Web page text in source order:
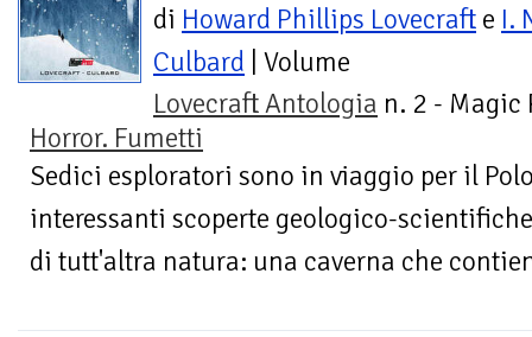
di Howard Phillips Lovecraft e I.
Culbard | Volume
Lovecraft Antologia n. 2 - Magic
Horror. Fumetti
Sedici esploratori sono in viaggio per il
interessanti scoperte geologico-
di tutt'altra natura: una caverna che